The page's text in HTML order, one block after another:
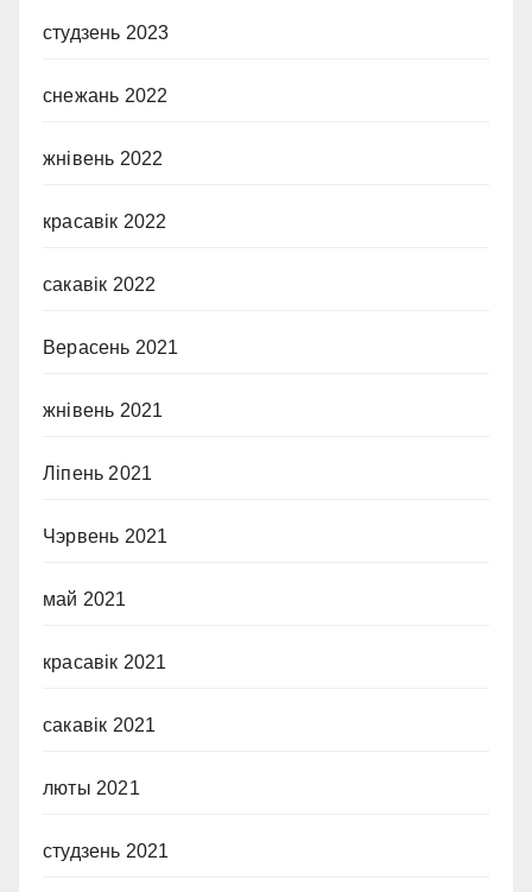
студзень 2023
снежань 2022
жнівень 2022
красавік 2022
сакавік 2022
Верасень 2021
жнівень 2021
Ліпень 2021
Чэрвень 2021
май 2021
красавік 2021
сакавік 2021
люты 2021
студзень 2021